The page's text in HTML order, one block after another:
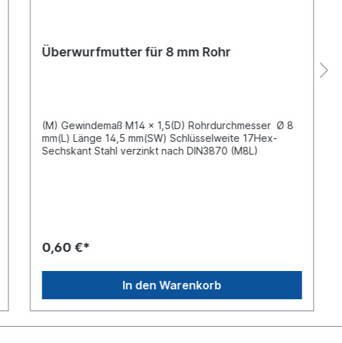
Überwurfmutter für 8 mm Rohr
(M) Gewindemaß M14 x 1,5(D) Rohrdurchmesser Ø 8
mm(L) Länge 14,5 mm(SW) Schlüsselweite 17Hex-
Sechskant Stahl verzinkt nach DIN3870 (M8L)
0,60 €*
In den Warenkorb